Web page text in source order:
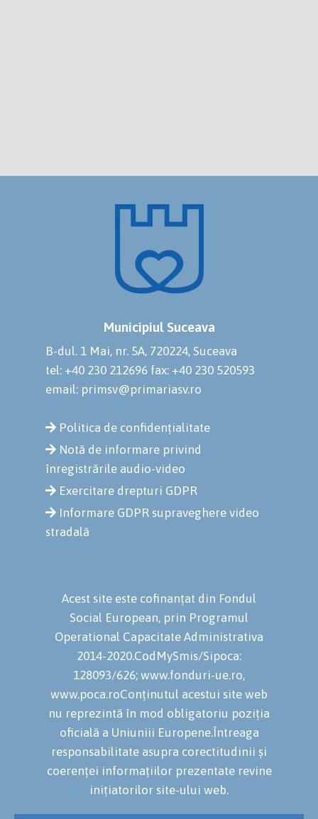
Municipiul Suceava
B-dul. 1 Mai, nr. 5A, 720224, Suceava
tel: +40 230 212696 fax: +40 230 520593
email: primsv@primariasv.ro
Politica de confidențialitate
Notă de informare privind
înregistrările audio-video
Exercitare drepturi GDPR
Informare GDPR supraveghere video
stradală
Acest site este cofinanțat din Fondul
Social European, prin Programul
Operational Capacitate Administrativa
2014-2020.CodMySmis/Sipoca:
128093/626; www.fonduri-ue.ro,
www.poca.roConținutul acestui site web
nu reprezintă în mod obligatoriu poziția
oficială a Uniuniii Europene.Întreaga
responsabilitate asupra corectitudinii și
coerenței informațiilor prezentate revine
inițiatorilor site-ului web.